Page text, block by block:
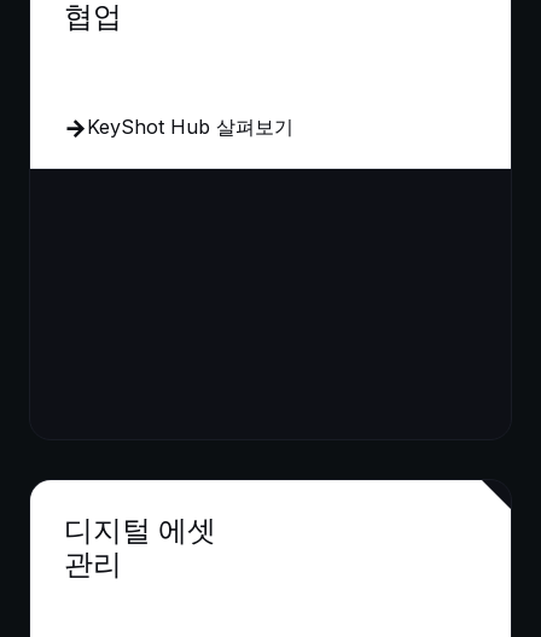
협업
KeyShot Hub 살펴보기
디지털 에셋
관리